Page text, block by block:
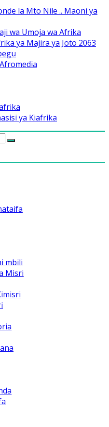
la Mto Nile .. Maoni ya
wa Umoja wa Afrika
ya Majira ya Joto 2063
ya Kiafrika
mbili
Misri